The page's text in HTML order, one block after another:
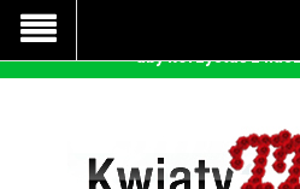
Nasza strona korzysta z
prawidłowego działania.
aby korzystać z